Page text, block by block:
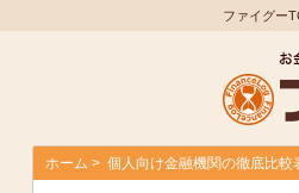
ファイグー
ホーム 個人向け金融機関の徹底比較